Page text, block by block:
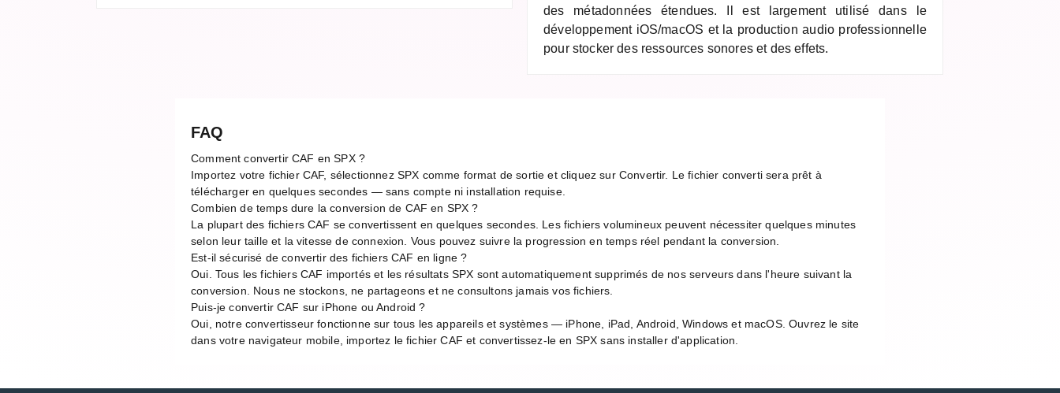
des métadonnées étendues. Il est largement utilisé dans le
développement iOS/macOS et la production audio professionnelle
pour stocker des ressources sonores et des effets.
FAQ
Comment convertir CAF en SPX ?
Importez votre fichier CAF, sélectionnez SPX comme format de sortie et cliquez sur Convertir. Le fichier converti sera prêt à
télécharger en quelques secondes — sans compte ni installation requise.
Combien de temps dure la conversion de CAF en SPX ?
La plupart des fichiers CAF se convertissent en quelques secondes. Les fichiers volumineux peuvent nécessiter quelques minutes
selon leur taille et la vitesse de connexion. Vous pouvez suivre la progression en temps réel pendant la conversion.
Est-il sécurisé de convertir des fichiers CAF en ligne ?
Oui. Tous les fichiers CAF importés et les résultats SPX sont automatiquement supprimés de nos serveurs dans l'heure suivant la
conversion. Nous ne stockons, ne partageons et ne consultons jamais vos fichiers.
Puis-je convertir CAF sur iPhone ou Android ?
Oui, notre convertisseur fonctionne sur tous les appareils et systèmes — iPhone, iPad, Android, Windows et macOS. Ouvrez le site
dans votre navigateur mobile, importez le fichier CAF et convertissez-le en SPX sans installer d'application.